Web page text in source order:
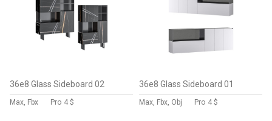
36e8 Glass Sideboard 02
Max, Fbx Pro 4 $
36e8 Glass Sideboard 01
Max, Fbx, Obj Pro 4 $